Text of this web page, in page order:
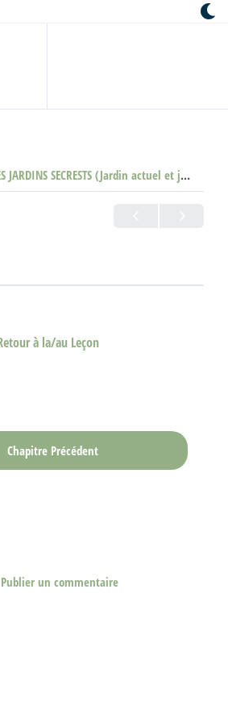
JARDINS SECRESTS (Jardin actuel et jardin désiré) (Clone)
Chapitre Précédent
à la/au Leçon
Publier un commentaire